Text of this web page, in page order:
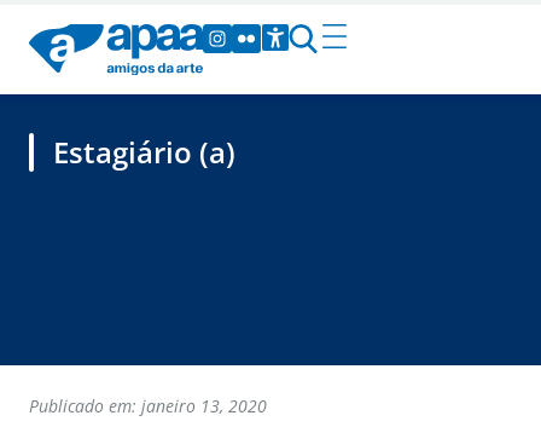
Estagiário (a)
Publicado em: janeiro 13, 2020